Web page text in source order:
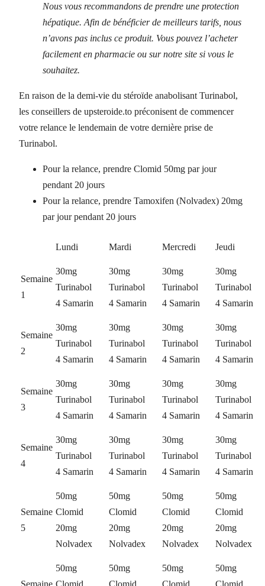
Nous vous recommandons de prendre une protection
hépatique. Afin de bénéficier de meilleurs tarifs, nous
n’avons pas inclus ce produit. Vous pouvez l’acheter
facilement en pharmacie ou sur notre site si vous le
souhaitez.
En raison de la demi-vie du stéroïde anabolisant Turinabol,
les conseillers de upsteroide.to préconisent de commencer
votre relance le lendemain de votre dernière prise de
Turinabol.
Pour la relance, prendre Clomid 50mg par jour
pendant 20 jours
Pour la relance, prendre Tamoxifen (Nolvadex) 20mg
par jour pendant 20 jours
Lundi Mardi Mercredi Jeudi
Semaine
1
30mg
Turinabol
4 Samarin
30mg
Turinabol
4 Samarin
30mg
Turinabol
4 Samarin
30mg
Turinabol
4 Samarin
Semaine
2
30mg
Turinabol
4 Samarin
30mg
Turinabol
4 Samarin
30mg
Turinabol
4 Samarin
30mg
Turinabol
4 Samarin
Semaine
3
30mg
Turinabol
4 Samarin
30mg
Turinabol
4 Samarin
30mg
Turinabol
4 Samarin
30mg
Turinabol
4 Samarin
Semaine
4
30mg
Turinabol
4 Samarin
30mg
Turinabol
4 Samarin
30mg
Turinabol
4 Samarin
30mg
Turinabol
4 Samarin
Semaine
5
50mg
Clomid
20mg
Nolvadex
50mg
Clomid
20mg
Nolvadex
50mg
Clomid
20mg
Nolvadex
50mg
Clomid
20mg
Nolvadex
Semaine
50mg
Clomid
50mg
Clomid
50mg
Clomid
50mg
Clomid